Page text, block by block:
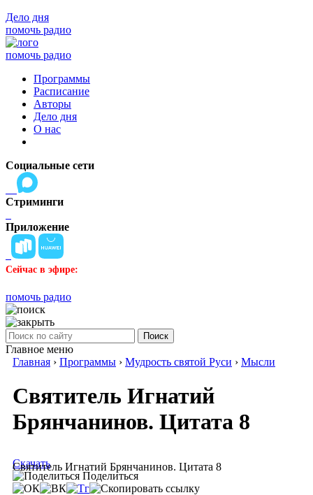
Дело дня
помочь радио
помочь радио
Программы
Расписание
Авторы
Дело дня
О нас
Социальные сети
Стриминги
Приложение
Сейчас в эфире:
помочь радио
Поиск
Главное меню
Главная › Программы › Мудрость святой Руси › Мысли
Святитель Игнатий
Брянчанинов. Цитата 8
Святитель Игнатий Брянчанинов. Цитата 8
Скачать
Поделиться